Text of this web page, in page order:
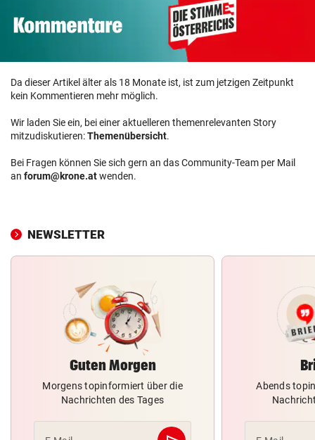
Da dieser Artikel älter als 18 Monate ist, ist zum jetzigen Zeitpunkt
kein Kommentieren mehr möglich.
Wir laden Sie ein, bei einer aktuelleren themenrelevanten Story
mitzudiskutieren:Themenübersicht.
Bei Fragen können Sie sich gern an das Community-Team per Mail
an forum@krone.atwenden.
NEWSLETTER
Guten Morgen
Morgens topinformiert über die
Nachrichten des Tages
Abends